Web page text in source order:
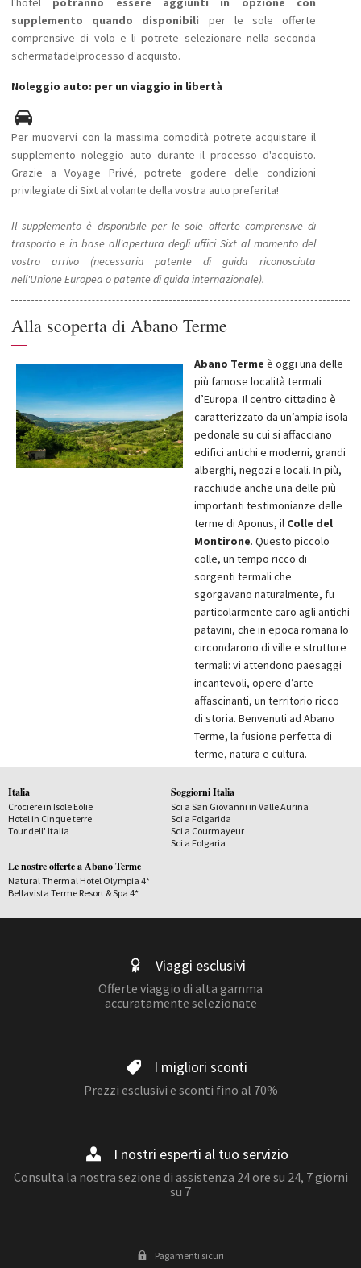
supplemento quando disponibili per le sole offerte
comprensive di volo e li potrete selezionare nella seconda
schermatadelprocesso d'acquisto.
Noleggio auto: per un viaggio in libertà
Per muovervi con la massima comodità potrete acquistare il
supplemento noleggio auto durante il processo d'acquisto.
Grazie a Voyage Privé, potrete godere delle condizioni
privilegiate di Sixt al volante della vostra auto preferita!
Il supplemento è disponibile per le sole offerte comprensive di
trasporto e in base all'apertura degli uffici Sixt al momento del
vostro arrivo (necessaria patente di guida riconosciuta
nell'Unione Europea o patente di guida internazionale).
Alla scoperta di Abano Terme
—
Abano Terme è oggi una delle
più famose località termali
d’Europa. Il centro cittadino è
caratterizzato da un’ampia isola
pedonale su cui si affacciano
edifici antichi e moderni, grandi
alberghi, negozi e locali. In più,
racchiude anche una delle più
importanti testimonianze delle
terme di Aponus, il Colle del
Montirone. Questo piccolo
colle, un tempo ricco di
sorgenti termali che
sgorgavano naturalmente, fu
particolarmente caro agli antichi
patavini, che in epoca romana lo
circondarono di ville e strutture
termali: vi attendono paesaggi
incantevoli, opere d’arte
affascinanti, un territorio ricco
di storia. Benvenuti ad Abano
Terme, la fusione perfetta di
terme, natura e cultura.
Italia
Crociere in Isole Eolie
Hotel in Cinque terre
Tour dell' Italia
Soggiorni Italia
Sci a San Giovanni in Valle Aurina
Sci a Folgarida
Sci a Courmayeur
Sci a Folgaria
Le nostre offerte a Abano Terme
Natural Thermal Hotel Olympia 4*
Bellavista Terme Resort & Spa 4*
Viaggi esclusivi
Offerte viaggio di alta gamma
accuratamente selezionate
I migliori sconti
Prezzi esclusivi e sconti fino al 70%
I nostri esperti al tuo servizio
Consulta la nostra sezione di assistenza 24 ore su 24, 7 giorni
su 7
Pagamenti sicuri